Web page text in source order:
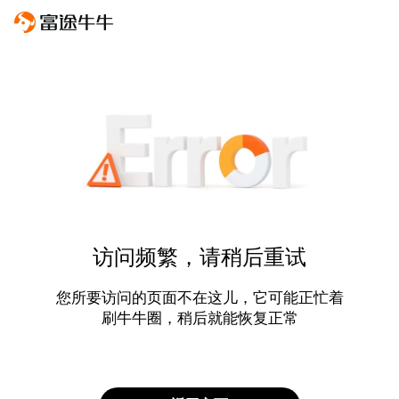
访问频繁，请稍后重试
您所要访问的页面不在这儿，它可能正忙着
刷牛牛圈，稍后就能恢复正常